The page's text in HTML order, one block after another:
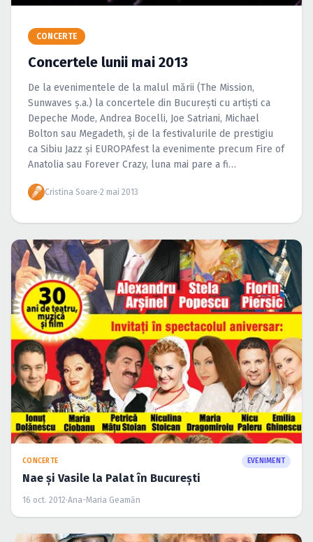
Caută în site...
CONCERTE
Concertele lunii mai 2013
De la evenimentele de la malul mării (The Mission,
Sunwaves ş.a.) la concertele din Bucureşti cu artişti ca
Depeche Mode, Andrea Bocelli, Joe Satriani, Michael
Bolton sau Megadeth, şi de la festivalurile de prestigiu
ca Sibiu Jazz şi EUROPAfest la evenimente precum Fire of
Anatolia sau Forever Crazy, luna mai pare a fi
Cristina Soare·2 mai 2013
CONCERTE EVENIMENT
Nae şi Vasile la Palat în Bucureşti
16 oct. 2012·Ana-Maria Geamăn